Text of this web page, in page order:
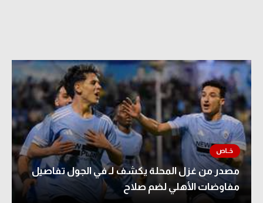
مصدر من غزل المحلة يكشف لـ في الجول تفاصيل
مفاوضات الأهلي لضم صلاح